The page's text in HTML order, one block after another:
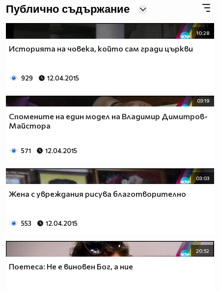
Публично съдържание
10:28
Историята на човека, който сам гради църкви
929 12.04.2015
03:19
Спомените на един модел на Владимир Димитров-
Майстора
571 12.04.2015
03:03
Жена с увреждания рисува благотворително
553 12.04.2015
20:52
Поетеса: Не е виновен Бог, а ние